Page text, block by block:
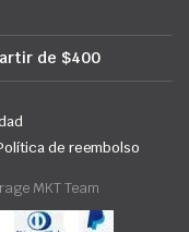
de $400
de reembolso
MKT Team